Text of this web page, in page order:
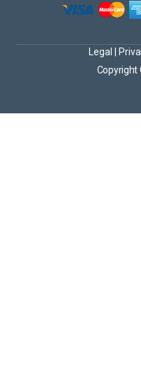
Copyright
Legal